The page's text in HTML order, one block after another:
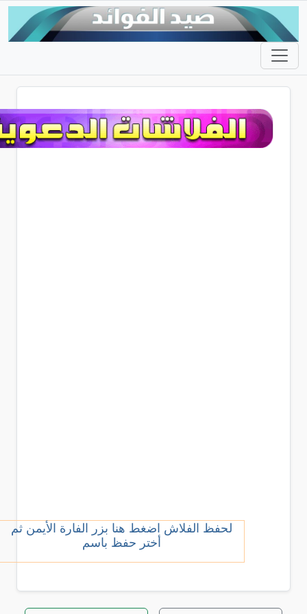
لحفظ الفلاش اضغط هنا بزر الفارة الأيمن ثم
أختر حفظ باسم